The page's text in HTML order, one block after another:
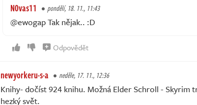
N0vas11 pondělí, 18. 11., 11:43
@ewogap Tak nějak.. :D
Odpovědět
newyorkeru-s-a neděle, 17. 11., 12:36
Knihy- dočíst 924 knihu. Možná Elder Schroll - Skyrim
hezký svět.